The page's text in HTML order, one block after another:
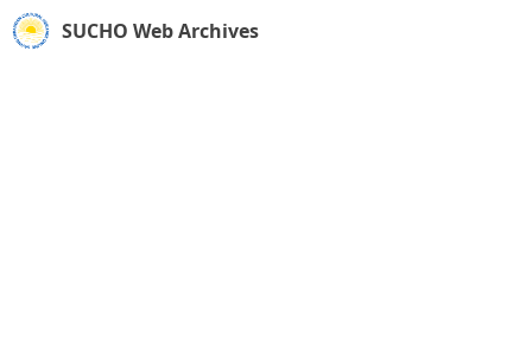
SUCHO Web Archives